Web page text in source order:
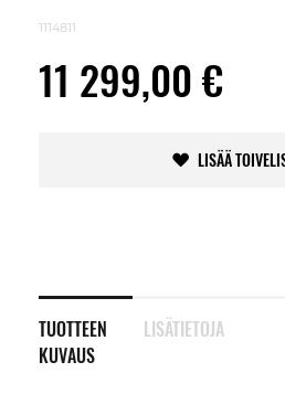
1114811
11 299,00 €
LISÄÄ
TUOTTEEN
KUVAUS
LISÄTIETOJA
images